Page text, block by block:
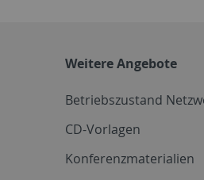
Weitere Angebote
Betriebszustand
CD-Vorlagen
Konferenzmaterialien